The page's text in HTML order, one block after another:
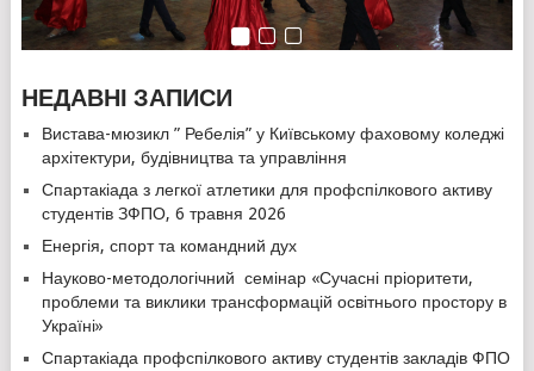
НЕДАВНІ ЗАПИСИ
Вистава-мюзикл ” Ребелія” у Київському фаховому коледжі
архітектури, будівництва та управління
Спартакіада з легкої атлетики для профспілкового активу
студентів ЗФПО, 6 травня 2026
Енергія, спорт та командний дух
Науково-методологічний семінар «Сучасні пріоритети,
проблеми та виклики трансформацій освітнього простору в
Україні»
Спартакіада профспілкового активу студентів закладів ФПО